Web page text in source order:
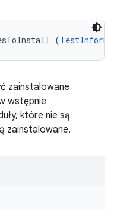
(
zainstalowane
wstępnie
które nie są
zainstalowane.